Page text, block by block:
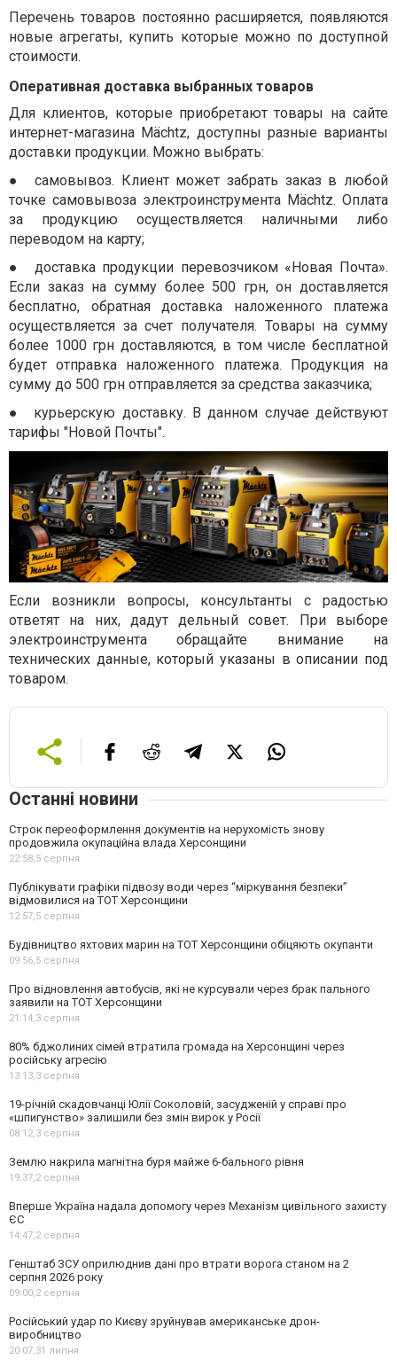
Перечень товаров постоянно расширяется, появляются
новые агрегаты, купить которые можно по доступной
стоимости.
Оперативная доставка выбранных товаров
Для клиентов, которые приобретают товары на сайте
интернет-магазина Mächtz, доступны разные варианты
доставки продукции. Можно выбрать:
● самовывоз. Клиент может забрать заказ в любой
точке самовывоза электроинструмента Mächtz. Оплата
за продукцию осуществляется наличными либо
переводом на карту;
● доставка продукции перевозчиком «Новая Почта».
Если заказ на сумму более 500 грн, он доставляется
бесплатно, обратная доставка наложенного платежа
осуществляется за счет получателя. Товары на сумму
более 1000 грн доставляются, в том числе бесплатной
будет отправка наложенного платежа. Продукция на
сумму до 500 грн отправляется за средства заказчика;
● курьерскую доставку. В данном случае действуют
тарифы "Новой Почты".
Если возникли вопросы, консультанты с радостью
ответят на них, дадут дельный совет. При выборе
электроинструмента обращайте внимание на
технических данные, который указаны в описании под
товаром.
Останні новини
Строк переоформлення документів на нерухомість знову
продовжила окупаційна влада Херсонщини
22:58,5 серпня
Публікувати графіки підвозу води через “міркування безпеки”
відмовилися на ТОТ Херсонщини
12:57,5 серпня
Будівництво яхтових марин на ТОТ Херсонщини обіцяють окупанти
09:56,5 серпня
Про відновлення автобусів, які не курсували через брак пального
заявили на ТОТ Херсонщини
21:14,3 серпня
80% бджолиних сімей втратила громада на Херсонщині через
російську агресію
13:13,3 серпня
19-річній скадовчанці Юлії Соколовій, засудженій у справі про
«шпигунство» залишили без змін вирок у Росії
08:12,3 серпня
Землю накрила магнітна буря майже 6-бального рівня
19:37,2 серпня
Вперше Україна надала допомогу через Механізм цивільного захисту
ЄС
14:47,2 серпня
Генштаб ЗСУ оприлюднив дані про втрати ворога станом на 2
серпня 2026 року
09:00,2 серпня
Російський удар по Києву зруйнував американське дрон-
виробництво
20:07,31 липня